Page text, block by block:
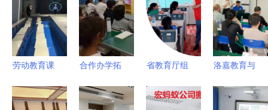
识咨询活动
加强公共卫
生教育服务
询一站搞定
方经济社会
发展
业教育咨询
服务
劳动教育课
小学生当起
合作办学拓
域，课后服
省教育厅组
者赴灾区开
洛嘉教育与
营地课程体